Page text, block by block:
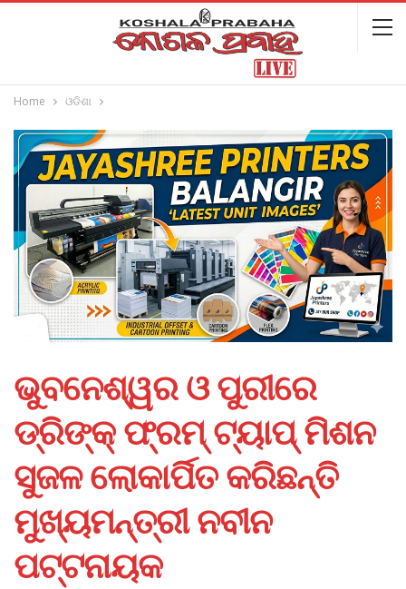
Home ଓଡିଶା
ଭୁବନେଶ୍ୱର ଓ ପୁରୀରେ
ଡ୍ରିଙ୍କ୍ ଫ୍ରମ୍ ଟ୍ୟାପ୍ ମିଶନ
ସୁଜଳ ଲୋକାର୍ପିତ କରିଛନ୍ତି
ମୁଖ୍ୟମନ୍ତ୍ରୀ ନବୀନ
ପଟ୍ଟନାୟକ